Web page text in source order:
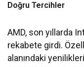
Doğru Tercihler
AMD, son yıllarda
rekabete girdi.
alanındaki